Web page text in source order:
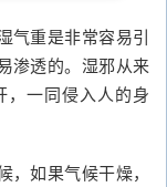
气重是非常容易引
渗透的。湿邪从来
一同侵入人的身
如果气候干燥，